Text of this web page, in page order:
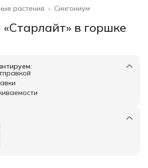
Сингониум
растения ›
в горшке